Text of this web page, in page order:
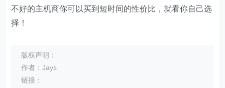
不好的主机商你可以买到短时间的性价比，就看你自己选
择！
版权声明：
作者：Jays
链接：